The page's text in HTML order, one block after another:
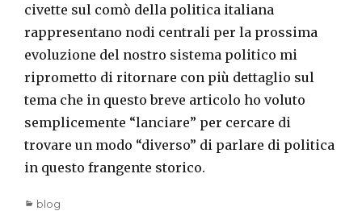
civette sul comò della politica italiana
rappresentano nodi centrali per la prossima
evoluzione del nostro sistema politico mi
riprometto di ritornare con più dettaglio sul
tema che in questo breve articolo ho voluto
semplicemente “lanciare” per cercare di
trovare un modo “diverso” di parlare di politica
in questo frangente storico.
Categories
blog